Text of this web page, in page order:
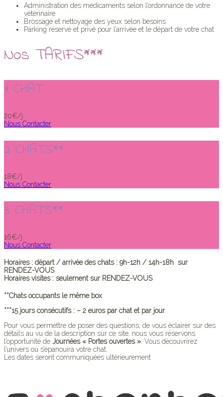
Administration des médicaments selon l’ordonnance de votre
vétérinaire
Brossage et nettoyage des yeux selon besoins
Parking réservé et privé pour l’arrivée et le départ de votre chat
Nos TARIFS***
1 CHAT
20€/j
Nous Contacter
2 CHATS**
18€/j
Nous Contacter
3 CHATS**
16€/j
Nous Contacter
Horaires : départ / arrivée des chats : 9h-12h / 14h-18h sur
RENDEZ-VOUS
Horaires visites : seulement sur RENDEZ-VOUS
**Chats occupants le même box
***15 jours consécutifs : – 2 euros par chat et par jour
Pour vous permettre de poser des questions, de vous éclairer sur des
détails au vu de la description sur ce site, nous vous réservons
l’opportunité de Journées « Portes ouvertes » . Vous découvrirez
l’univers où s’épanouira votre chat.
Les dates seront communiquées ultérieurement